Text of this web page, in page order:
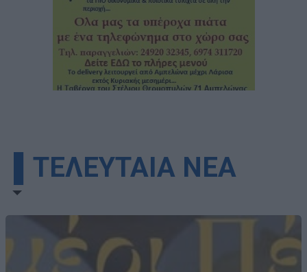
▌ΤΕΛΕΥΤΑΙΑ ΝΕΑ